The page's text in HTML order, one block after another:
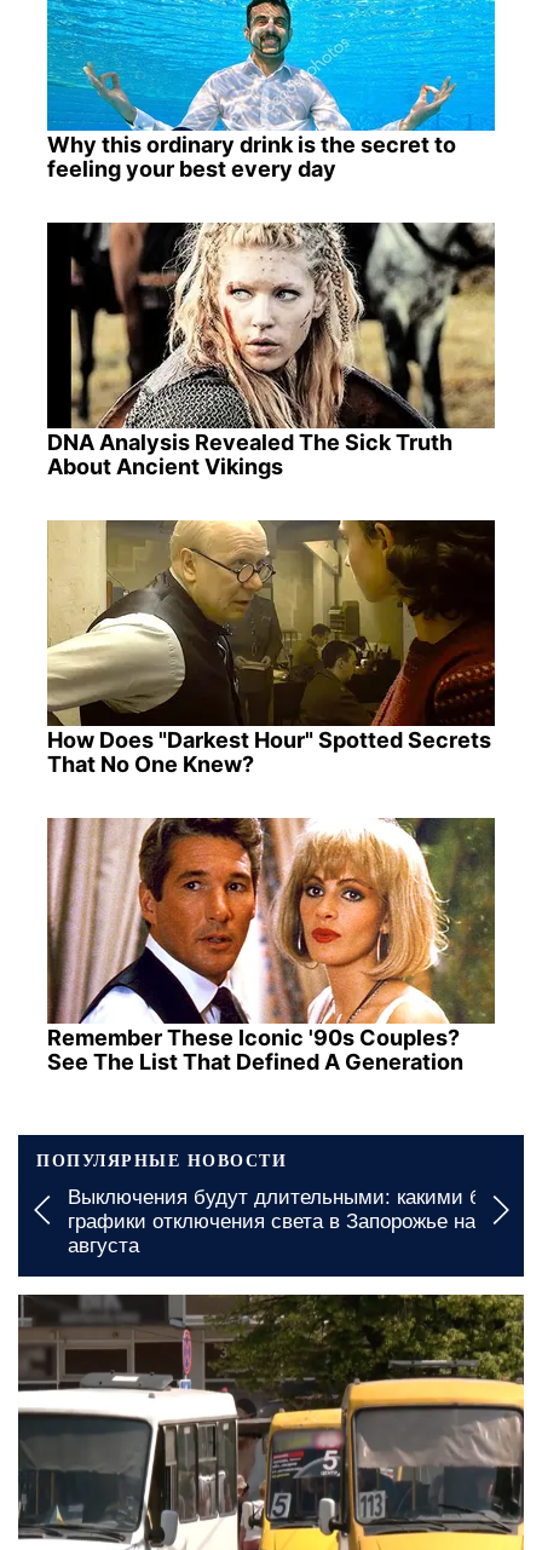
Why this ordinary drink is the secret to
feeling your best every day
DNA Analysis Revealed The Sick Truth
About Ancient Vikings
How Does "Darkest Hour" Spotted Secrets
That No One Knew?
Remember These Iconic '90s Couples?
See The List That Defined A Generation
ПОПУЛЯРНЫЕ НОВОСТИ
Выключения будут длительными: какими будут
графики отключения света в Запорожье на 7
августа
вчера, 23:00